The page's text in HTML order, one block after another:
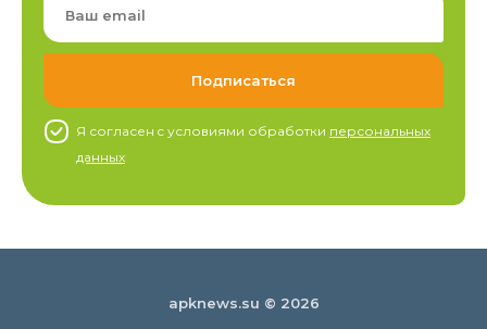
Я согласен c условиями обработки персональных
данных
apknews.su © 2026